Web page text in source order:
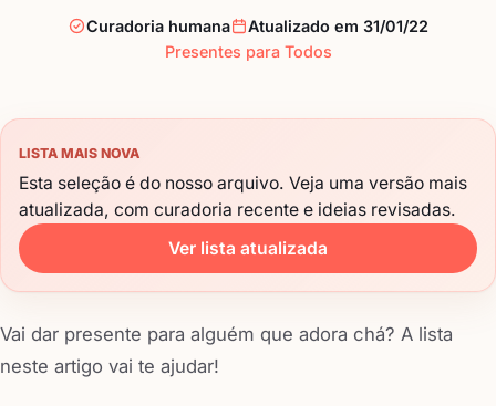
Curadoria humana
Atualizado em 31/01/22
Presentes para Todos
LISTA MAIS NOVA
Esta seleção é do nosso arquivo. Veja uma versão mais
atualizada, com curadoria recente e ideias revisadas.
Ver lista atualizada
Vai dar presente para alguém que adora chá? A lista
neste artigo vai te ajudar!